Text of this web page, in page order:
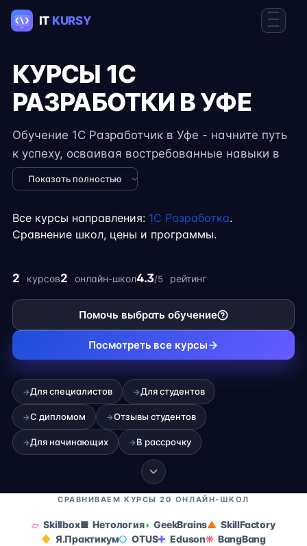
КУРСЫ 1C
РАЗРАБОТКИ В УФЕ
Обучение 1C Разработчик в Уфе - начните путь
к успеху, осваивая востребованные навыки в
IT. Курсы подходят для новичков и
специалистов с опытом, включают
консультации экспертов. Гибкий формат
фрилансе.
Показать полностью
Все курсы направления: 1C Разработка.
Сравнение школ, цены и программы.
2 курсов2 онлайн-школ4.3/5 рейтинг
Помочь выбрать обучение
Посмотреть все курсы
→Для специалистов →Для студентов
→С дипломом →Отзывы студентов
→Для начинающих →В рассрочку
СРАВНИВАЕМ КУРСЫ 20 ОНЛАЙН-ШКОЛ
Skillbox Нетология GeekBrains
SkillFactory
Я.Практикум
OTUS Eduson BangBang